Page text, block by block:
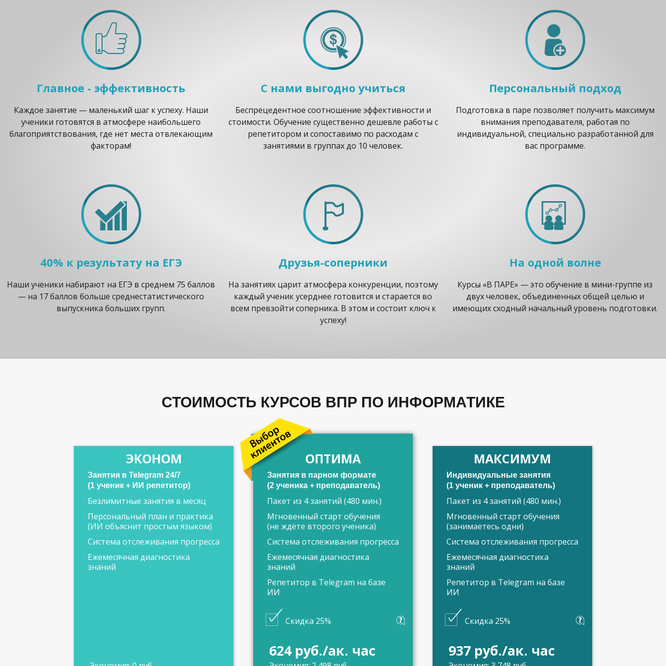
Главное - эффективность
Каждое занятие — маленький шаг к успеху. Наши
ученики готовятся в атмосфере наибольшего
благоприятствования, где нет места отвлекающим
факторам!
С нами выгодно учиться
Беспрецедентное соотношение эффективности и
стоимости. Обучение существенно дешевле работы с
репетитором и сопоставимо по расходам с
занятиями в группах до 10 человек.
Персональный подход
Подготовка в паре позволяет получить максимум
внимания преподавателя, работая по
индивидуальной, специально разработанной для
вас программе.
40% к результату на ЕГЭ
Наши ученики набирают на ЕГЭ в среднем 75 баллов
— на 17 баллов больше среднестатистического
выпускника больших групп.
Друзья-соперники
На занятиях царит атмосфера конкуренции, поэтому
каждый ученик усерднее готовится и старается во
всем превзойти соперника. В этом и состоит ключ к
успеху!
На одной волне
Курсы «В ПАРЕ» — это обучение в мини-группе из
двух человек, объединенных общей целью и
имеющих сходный начальный уровень подготовки.
СТОИМОСТЬ КУРСОВ ВПР ПО ИНФОРМАТИКЕ
ЭКОНОМ
Занятия в Telegram 24/7
(1 ученик + ИИ репетитор)
Безлимитные занятия в месяц
Персональный план и практика
(ИИ объяснит простым языком)
Система отслеживания прогресса
Ежемесячная диагностика
знаний
ОПТИМА
Занятия в парном формате
(2 ученика + преподаватель)
Пакет из 4 занятий (480 мин.)
Мгновенный старт обучения
(не ждёте второго ученика)
Система отслеживания прогресса
Ежемесячная диагностика
знаний
Репетитор в Telegram на базе
ИИ
Скидка 25%
624 руб./ак. час
МАКСИМУМ
Индивидуальные занятия
(1 ученик + преподаватель)
Пакет из 4 занятий (480 мин.)
Мгновенный старт обучения
(занимаетесь одни)
Система отслеживания прогресса
Ежемесячная диагностика
знаний
Репетитор в Telegram на базе
ИИ
Скидка 25%
937 руб./ак. час